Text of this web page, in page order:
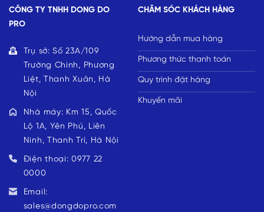
CÔNG TY TNHH DONG DO
PRO
Trụ sở: Số 23A/109
Trường Chinh, Phương
Liệt, Thanh Xuân, Hà
Nội
Nhà máy: Km 15, Quốc
Lộ 1A, Yên Phú, Liên
Ninh, Thanh Trì, Hà Nội
Điện thoại: 0977 22
0000
Email:
sales@dongdopro.com
CHĂM SÓC KHÁCH HÀNG
Hướng dẫn mua hàng
Phương thức thanh toán
Quy trình đặt hàng
Khuyến mãi